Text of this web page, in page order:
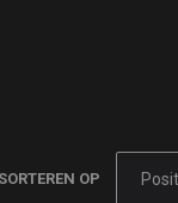
SORTEREN OP